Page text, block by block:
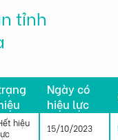
tỉnh
Ngày có
hiệu lực
hiệu
15/10/2023